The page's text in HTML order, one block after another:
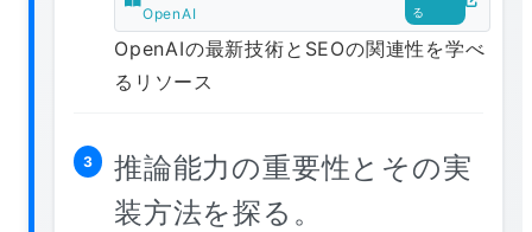
OpenAI
る
OpenAIの最新技術とSEOの関連性を学べ
るリソース
3
推論能力の重要性とその実
装方法を探る。